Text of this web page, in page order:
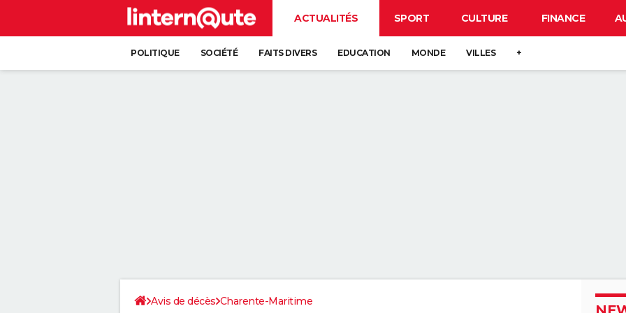
ACTUALITÉS SPORT CULTURE FINANCE
POLITIQUE SOCIÉTÉ FAITS DIVERS EDUCATION MONDE VILLES +
Avis de décès Charente-Maritime